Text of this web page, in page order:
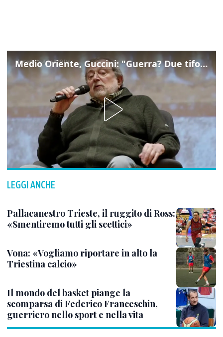
Medio Oriente, Guccini: "Guerra? Due tifoserie che si urlano contro e dimenticano vittime"
LEGGI ANCHE
Pallacanestro Trieste, il ruggito di Ross:
«Smentiremo tutti gli scettici»
Vona: «Vogliamo riportare in alto la
Triestina calcio»
Il mondo del basket piange la
scomparsa di Federico Franceschin,
guerriero nello sport e nella vita